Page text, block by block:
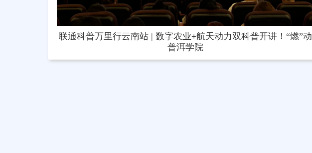
联通科普万里行云南站 | 数字农业+航天动力双科普开讲！“燃”动
普洱学院